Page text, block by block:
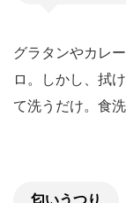
グラタンやカレ
ロ。しかし、拭
て洗うだけ。食
匂いうつり